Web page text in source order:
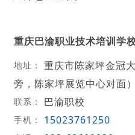
重庆巴渝职业技术培训学
地址：
重庆市陈家坪金冠
旁，陈家坪展览中心对面）
联系： 巴渝职校
手机： 15023761250